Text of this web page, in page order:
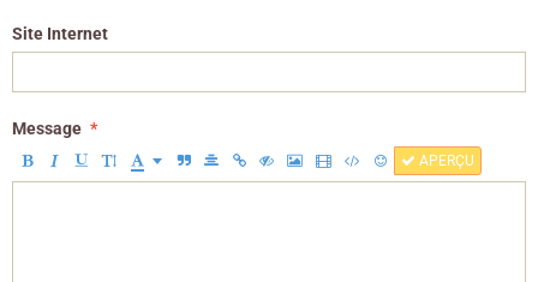
Site Internet
Message
APERÇU